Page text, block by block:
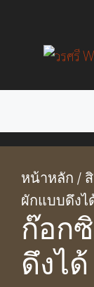
หน้าหลัก /
ผักแบบดึงไ
ก๊อก
ดึงได้